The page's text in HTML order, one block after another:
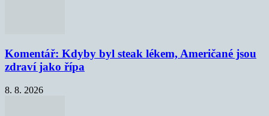
Komentář: Kdyby byl steak lékem, Američané jsou
zdraví jako řípa
8. 8. 2026